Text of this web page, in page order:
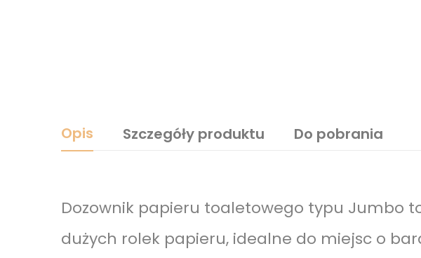
Opis Szczegóły produktu Do pobrania
Dozownik papieru toaletowego typu Jumbo
dużych rolek papieru, idealne do miejsc o